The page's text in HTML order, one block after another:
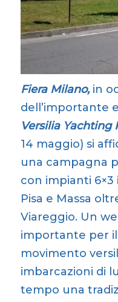
Fiera Milano, in
dell’importante
Versilia Yachting
14 maggio) si
una campagna
con impianti
Pisa e Massa
Viareggio. Un
importante per
movimento
imbarcazioni di
tempo una